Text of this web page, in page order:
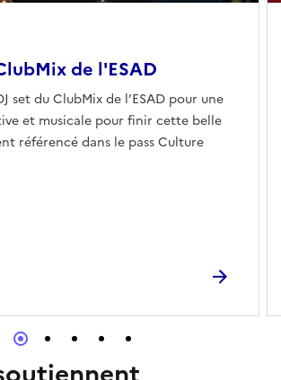
de l'ESAD
set du ClubMix de l’ESAD pour une
et musicale pour finir cette belle
nuit !Événement référencé dans le pass Culture